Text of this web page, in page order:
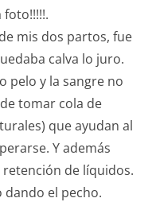
foto!!!!!.
mis dos partos, fue
calva lo juro.
pelo y la sangre no
tomar cola de
que ayudan al
Y además
de líquidos.
dando el pecho.